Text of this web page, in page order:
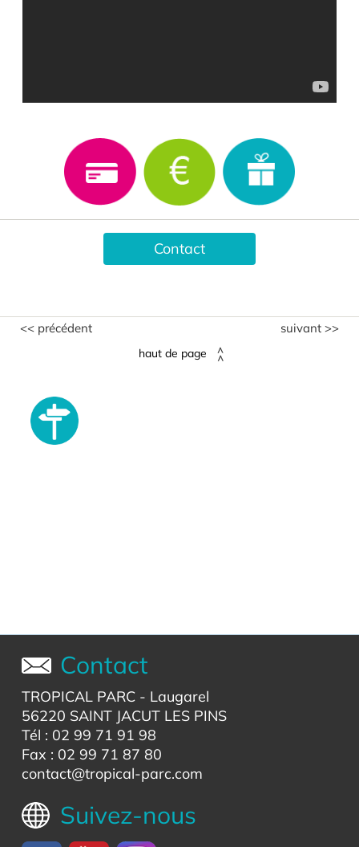
Contact
suivant >>
<< précédent
haut de page
Contact
TROPICAL PARC- Laugarel
56220 SAINT JACUT LES PINS
Tél : 02 99 71 91 98
Fax : 02 99 71 87 80
contact@tropical-parc.com
Suivez-nous